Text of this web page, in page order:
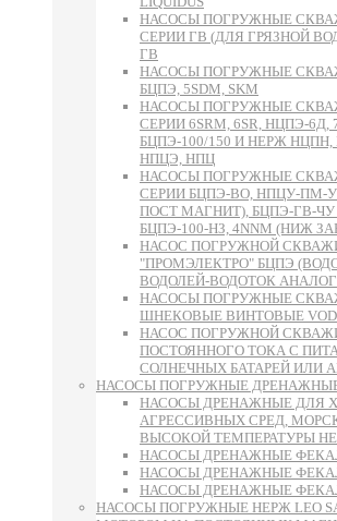
НАСОСЫ ПОГРУЖНЫЕ
СЕРИИ ГВ (ДЛЯ ГРЯЗНОЙ
ГВ
НАСОСЫ ПОГРУЖНЫЕ
БЦПЭ, 5SDM, SKM
НАСОСЫ ПОГРУЖНЫЕ
СЕРИИ 6SRM, 6SR, НЦПЭ-6Д,
БЦПЭ-100/150 И НЕРЖ
НПЦЭ, НПЦ
НАСОСЫ ПОГРУЖНЫЕ
СЕРИИ БЦПЭ-ВО, НПЦУ-ПМ-
ПОСТ МАГНИТ), БЦПЭ-ГВ-ЧУ
БЦПЭ-100-НЗ, 4NNM (НИЖ
НАСОС ПОГРУЖНОЙ
"ПРОМЭЛЕКТРО" БЦПЭ
ВОДОЛЕЙ-ВОДОТОК
НАСОСЫ ПОГРУЖНЫЕ
ШНЕКОВЫЕ ВИНТОВЫЕ
НАСОС ПОГРУЖНОЙ
ПОСТОЯННОГО ТОКА С
СОЛНЕЧНЫХ БАТАРЕЙ ИЛИ
НАСОСЫ ПОГРУЖНЫЕ
НАСОСЫ ДРЕНАЖНЫЕ ДЛЯ
АГРЕССИВНЫХ СРЕД,
ВЫСОКОЙ ТЕМПЕРАТУРЫ
НАСОСЫ ДРЕНАЖНЫЕ
НАСОСЫ ДРЕНАЖНЫЕ
НАСОСЫ ДРЕНАЖНЫЕ
НАСОСЫ ПОГРУЖНЫЕ НЕРЖ LEO